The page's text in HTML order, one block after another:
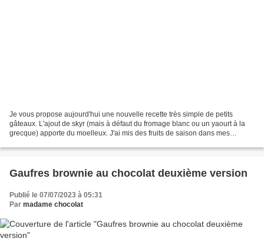
Je vous propose aujourd'hui une nouvelle recette très simple de petits
gâteaux. L'ajout de skyr (mais à défaut du fromage blanc ou un yaourt à la
grecque) apporte du moelleux. J'ai mis des fruits de saison dans mes
Gaufres brownie au chocolat deuxième version
Publié le 07/07/2023 à 05:31
Par madame chocolat